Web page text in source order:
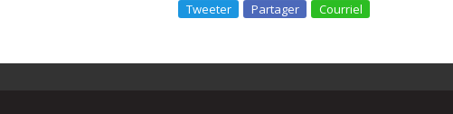
Tweeter Partager Courriel